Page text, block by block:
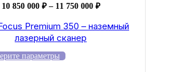
10 850 000 ₽ – 11 750 000 ₽Диапазон
10
Premium 350 – наземный
лазерный сканер
параметры
товар